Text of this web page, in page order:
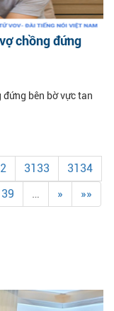
chồng đứng
bên bờ vực tan
3133
3134
… » »»